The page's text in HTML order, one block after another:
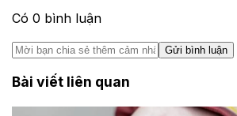
Có 0 bình luận
Gửi bình luận
Bài viết liên quan